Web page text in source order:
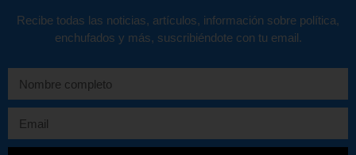
Recibe todas las noticias, artículos, información sobre política,
enchufados y más, suscribiéndote con tu email.